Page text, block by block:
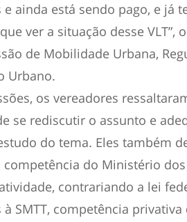
e ainda está sendo pago, e já
ver a situação desse VLT”,
de Mobilidade Urbana,
Urbano.
os vereadores
se rediscutir o assunto e
do tema. Eles também
competência do Ministério
contrariando a lei
SMTT, competência